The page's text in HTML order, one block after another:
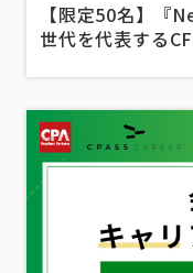
【限定50名】『
世代を代表する